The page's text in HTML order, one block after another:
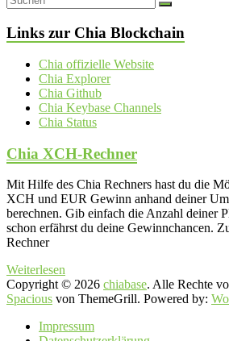
Links zur Chia Blockchain
Chia offizielle Website
Chia Explorer
Chia Github
Chia Keybase Channels
Chia Status
Chia XCH-Rechner
Mit Hilfe des Chia Rechners hast du die
XCH und EUR Gewinn anhand deiner
berechnen. Gib einfach die Anzahl deiner
schon erfährst du deine Gewinnchancen.
Rechner
Weiterlesen
Copyright © 2026 chiabase. Alle Rechte
Spacious von ThemeGrill. Powered by:
Impressum